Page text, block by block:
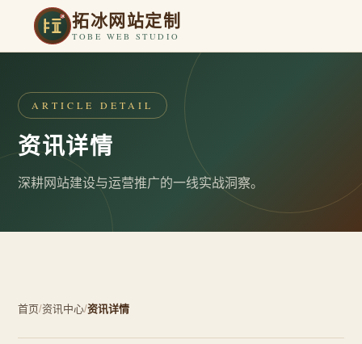
拓冰网站定制
TOBE WEB STUDIO
ARTICLE DETAIL
资讯详情
深耕网站建设与运营推广的一线实战洞察。
首页/资讯中心/资讯详情